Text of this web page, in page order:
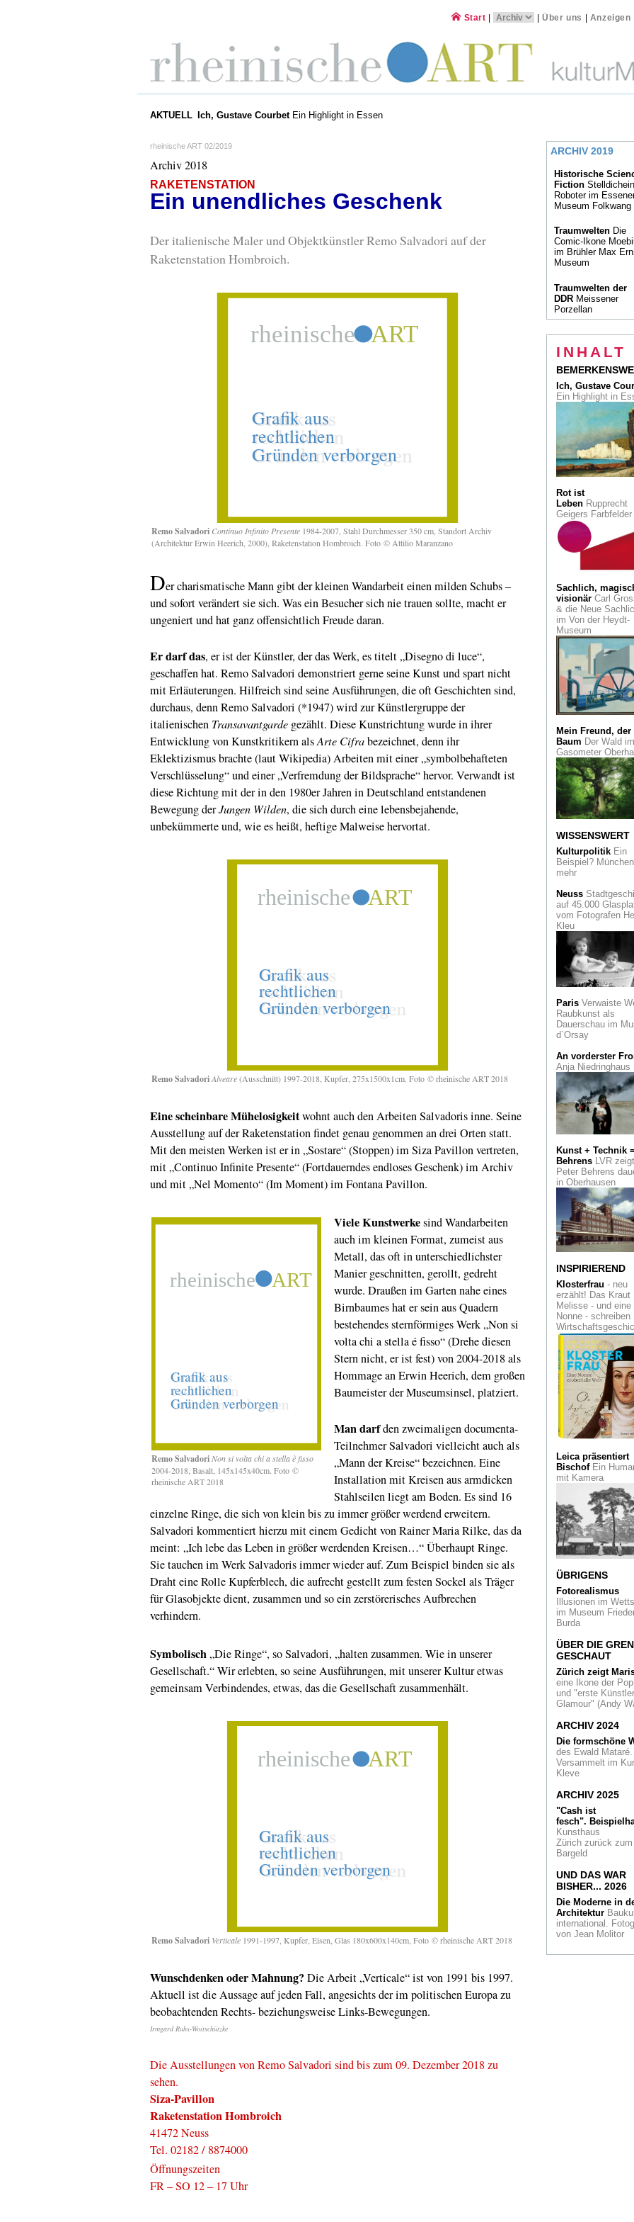
Start |Über uns Anzeigen
AKTUELL Ich, Gustave CourbetEin Highlight in Essen
rheinische ART 02/2019
Archiv 2018
RAKETENSTATION
Ein unendliches Geschenk
Der italienische Maler und Objektkünstler Remo Salvadori auf der
Raketenstation Hombroich.
Remo Salvadori Continuo Infinito Presente 1984-2007, Stahl Durchmesser 350 cm, Standort Archiv
(Architektur Erwin Heerich, 2000), Raketenstation Hombroich. Foto © Attilio Maranzano
Der charismatische Mann gibt der kleinen Wandarbeit einen milden Schubs –
und sofort verändert sie sich. Was ein Besucher sich nie trauen sollte, macht er
ungeniert und hat ganz offensichtlich Freude daran.
Er darf das, er ist der Künstler, der das Werk, es titelt „Disegno di luce“,
geschaffen hat. Remo Salvadori demonstriert gerne seine Kunst und spart nicht
mit Erläuterungen. Hilfreich sind seine Ausführungen, die oft Geschichten sind,
durchaus, denn Remo Salvadori (*1947) wird zur Künstlergruppe der
italienischen Transavantgarde gezählt. Diese Kunstrichtung wurde in ihrer
Entwicklung von Kunstkritikern alsArte Cifrabezeichnet, denn ihr
Eklektizismus brachte (laut Wikipedia) Arbeiten mit einer „symbolbehafteten
Verschlüsselung“ und einer „Verfremdung der Bildsprache“ hervor. Verwandt ist
diese Richtung mit der in den 1980er Jahren in Deutschland entstandenen
Bewegung derJungen Wilden, die sich durch eine lebensbejahende,
unbekümmerte und, wie es heißt, heftige Malweise hervortat.
Remo SalvadoriAlveare(Ausschnitt) 1997-2018, Kupfer, 275x1500x1cm. Foto © rheinische ART 2018
Eine scheinbare Mühelosigkeitwohnt auch den Arbeiten Salvadoris inne. Seine
Ausstellung auf der Raketenstation findet genau genommen an drei Orten statt.
Mit den meisten Werken ist er in „Sostare“ (Stoppen) im Siza Pavillon vertreten,
mit „Continuo Infinite Presente“ (Fortdauerndes endloses Geschenk) im Archiv
und mit „Nel Momento“ (Im Moment) im Fontana Pavillon.
Remo Salvadori Non si volta chi a stella è fisso
2004-2018, Basalt, 145x145x40cm. Foto ©
rheinische ART 2018
Viele Kunstwerkesind Wandarbeiten
auch im kleinen Format, zumeist aus
Metall, das oft in unterschiedlichster
Manier geschnitten, gerollt, gedreht
wurde. Draußen im Garten nahe eines
Birnbaumes hat er sein aus Quadern
bestehendes sternförmiges Werk „Non si
volta chi a stella é fisso“ (Drehe diesen
Stern nicht, er ist fest) von 2004-2018 als
Hommage an Erwin Heerich, dem großen
Baumeister der Museumsinsel, platziert.
Man darfden zweimaligen documenta-
Teilnehmer Salvadori vielleicht auch als
„Mann der Kreise“ bezeichnen. Eine
Installation mit Kreisen aus armdicken
Stahlseilen liegt am Boden. Es sind 16
einzelne Ringe, die sich von klein bis zu immer größer werdend erweitern.
Salvadori kommentiert hierzu mit einem Gedicht von Rainer Maria Rilke, das da
meint: „Ich lebe das Leben in größer werdenden Kreisen…“ Überhaupt Ringe.
Sie tauchen im Werk Salvadoris immer wieder auf. Zum Beispiel binden sie als
Draht eine Rolle Kupferblech, die aufrecht gestellt zum festen Sockel als Träger
für Glasobjekte dient, zusammen und so ein zerstörerisches Aufbrechen
verhindern.
Symbolisch„Die Ringe“, so Salvadori, „halten zusammen. Wie in unserer
Gesellschaft.“ Wir erlebten, so seine Ausführungen, mit unserer Kultur etwas
gemeinsam Verbindendes, etwas, das die Gesellschaft zusammenhält.
Remo Salvadori Verticale 1991-1997, Kupfer, Eisen, Glas 180x600x140cm, Foto © rheinische ART 2018
Wunschdenken oder Mahnung?Die Arbeit „Verticale“ ist von 1991 bis 1997.
Aktuell ist die Aussage auf jeden Fall, angesichts der im politischen Europa zu
beobachtenden Rechts- beziehungsweise Links-Bewegungen.
Irmgard Ruhs-Woitschützke
Die Ausstellungen von Remo Salvadori sind bis zum 09. Dezember 2018 zu
sehen.
Siza-Pavillon
Raketenstation Hombroich
41472 Neuss
Tel. 02182 / 8874000
Öffnungszeiten
FR – SO 12 – 17 Uhr
ARCHIV 2019
Historische
Fiction
Roboter im
Museum Folkwang
Traumwelten Die
Comic-Ikone
im Brühler Max
Museum
Traumwelten der
DDR Meissener
Porzellan
Der unbekannte
Bekannte
der
Völkerkunde im
Das
auf Osakas
ehemaligem Expo-
Gelände
Inside Rembrandt
Meister, Virtuose,
oder Star? Ein
im Kölner Wallraf
Zum Ende des
Bauhaus-Jahres
Mies-Story als
Novel
von Tatiana Bilbao
Schönheit für alle
Liebesgeschenke
D-paintings von Max
Ernst an Dorothea
Tanning
Jainismus
in der
Miniaturmalerei.
Kölner
Joest-Museum
auf Heilige und
Cortés in Mexiko
Rautenstrauch Joest
Museum blickt auf
postkoloniale
China Insight
Historische Fotos
den
von Henri Cartier-
Bresson
Quadrat Bottrop
Frühwerke des
Jacques
"Vater der
Köln zeigt seinen
berühmten Sohn
200. Geburtstag
Käthe Kollwitz
umfangreiche
Meisterhaft Le
Corbusier im Comic
"Der Pavillon". Ein
Architektur-Krimi
"Rinnsteinkunst"
Berlin im Kölner
Kollwitz Museum
Louvre Lens zeigt
"Klein Polen" in
Schloss Moyland
einen wenig
Wilhelm Busch
Art DüsseldorfDie
dritte Ausgabe der
Kunstmesse zeigt
offen
Plakativesvon Shin
Matsunaga im
Folkwang Museum
Lebenzwischen
Kraftwerken und
Karottenfeldern.
Foto-Inventur in
Hinsehen!
Appell mit
geehrt
Zwischen
und Kunstpalast
Künstler 1844
Sehnsuchtsort
Bundeskunsthalle
weckt California
Dreams
Tabubrecher
Courbet zum 200.
Geburtstag
Gehen uns Kirchen
verloren? Eine
des M:AI in St.
Köln
Maskulinitäten Ein
femininer Blick auf
Männer in den
rheinischen
Kunstvereinen
Kulturexport
System und Design
Kritisch: Eine NS-
Design-Schau in
Bäume im Stadion!
das Kunst? For
Eine Installation in
Klagenfurt
Rhein. Eine Schau
Rolandseck
NachrufZum Tode
Fotografen Peter
Lindbergh
INHALT
Ich, Gustave
Ein Highlight in
Rot ist
LebenRupprecht
Geigers Farbfelder
Sachlich,
visionärCarl
& die Neue
im Von der Heydt-
Museum
Mein Freund, der
Baum Der Wald im
Gasometer
WISSENSWERT
KulturpolitikEin
Beispiel?
mehr
Neuss
auf 45.000
vom Fotografen
Kleu
ParisVerwaiste
Raubkunst als
Dauerschau im
d`Orsay
An vorderster
Anja Niedringhaus
Kunst + Technik =
BehrensLVR zeigt
Peter Behrens
in Oberhausen
INSPIRIEREND
Klosterfrau - neu
erzählt! Das Kraut
Melisse - und eine
Nonne - schreiben
Leica präsentiert
BischofEin
mit Kamera
ÜBRIGENS
Fotorealismus
Illusionen im
im Museum
Burda
ÜBER DIE
GESCHAUT
Zürich zeigt
eine Ikone der
und "erste
Glamour" (Andy
ARCHIV 2024
Die formschöne
des Ewald Mataré.
Versammelt im
Kleve
ARCHIV 2025
"Cash ist
fesch".
Kunsthaus
Zürich zurück zum
Bargeld
UND DAS WAR
BISHER... 2026
Die Moderne in
Architektur
international.
von Jean Molitor